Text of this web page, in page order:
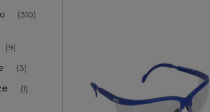
(310)
(9)
(3)
(1)